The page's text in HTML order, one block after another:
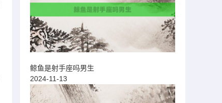
鲸鱼是射手座吗男生
2024-11-13